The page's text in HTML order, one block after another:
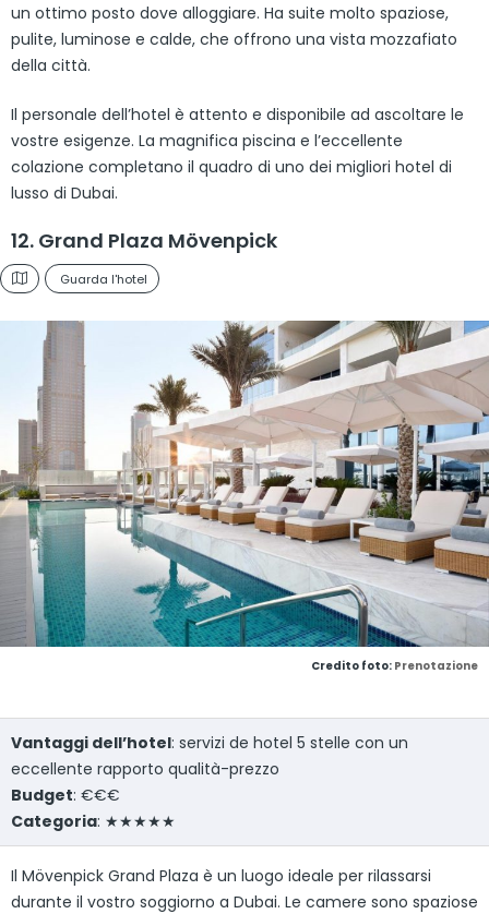
un ottimo posto dove alloggiare. Ha suite molto spaziose,
pulite, luminose e calde, che offrono una vista mozzafiato
della città.
Il personale dell’hotel è attento e disponibile ad ascoltare le
vostre esigenze. La magnifica piscina e l’eccellente
colazione completano il quadro di uno dei migliori hotel di
lusso di Dubai.
12. Grand Plaza Mövenpick
Guarda l'hotel
Credito foto: Prenotazione
Vantaggi dell’hotel: servizi de hotel 5 stelle con un
eccellente rapporto qualità-prezzo
Budget: €€€
Categoria: ★★★★★
Il Mövenpick Grand Plaza è un luogo ideale per rilassarsi
durante il vostro soggiorno a Dubai. Le camere sono spaziose